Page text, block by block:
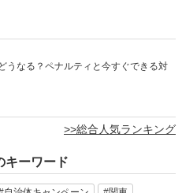
うなる？ペナルティと今すぐできる対
>>総合人気ランキング
キーワード